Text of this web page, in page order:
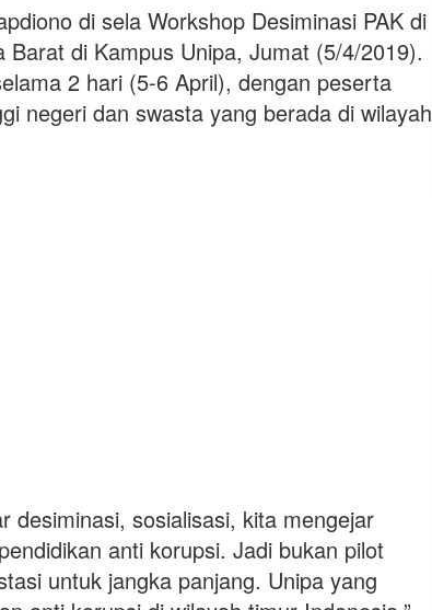
di sela Workshop Desiminasi PAK di
Barat di Kampus Unipa, Jumat (5/4/2019).
2 hari (5-6 April), dengan peserta
negeri dan swasta yang berada di wilayah
desiminasi, sosialisasi, kita mengejar
anti korupsi. Jadi bukan pilot
untuk jangka panjang. Unipa yang